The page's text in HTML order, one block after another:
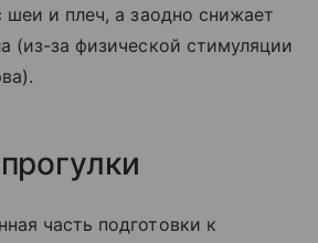
и плеч, а заодно снижает
(из-за физической стимуляции
часть подготовки к